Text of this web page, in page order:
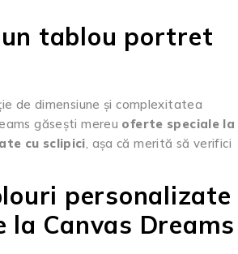
tablou portret
de dimensiune și complexitatea
găsești mereu oferte speciale la
cu sclipici, așa că merită să verifici
personalizate
la Canvas Dreams